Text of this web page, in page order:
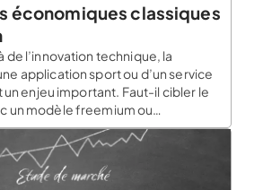
économiques classiques
l’innovation technique, la
application sport ou d’un service
enjeu important. Faut-il cibler le
un modèle freemium ou
? Vendre un logiciel en mode SaaS
du secteur (B2B) ? Combiner les
via des plateformes ? Ou encore